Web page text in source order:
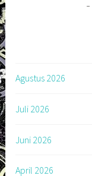
Agustus 2026
Juli 2026
Juni 2026
April 2026